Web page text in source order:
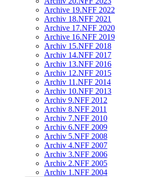
Archive 19.NFF 2022
Archiv 18.NFF 2021
Archive 17.NFF 2020
Archive 16.NFF 2019
Archiv 15.NFF 2018
Archiv 14.NFF 2017
Archiv 13.NFF 2016
Archiv 12.NFF 2015
Archiv 11.NFF 2014
Archiv 10.NFF 2013
Archiv 9.NFF 2012
Archiv 8.NFF 2011
Archiv 7.NFF 2010
Archiv 6.NFF 2009
Archiv 5.NFF 2008
Archiv 4.NFF 2007
Archiv 3.NFF 2006
Archiv 2.NFF 2005
Archiv 1.NFF 2004